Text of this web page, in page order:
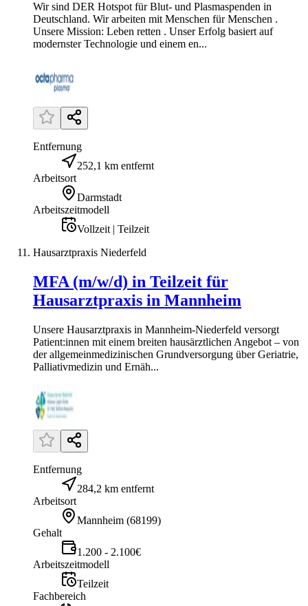
Wir sind DER Hotspot für Blut- und Plasmaspenden in
Deutschland. Wir arbeiten mit Menschen für Menschen .
Unsere Mission: Leben retten . Unser Erfolg basiert auf
modernster Technologie und einem en...
Entfernung
252,1 km entfernt
Arbeitsort
Darmstadt
Arbeitszeitmodell
Vollzeit | Teilzeit
Hausarztpraxis Niederfeld
MFA (m/w/d) in Teilzeit für
Hausarztpraxis in Mannheim
Unsere Hausarztpraxis in Mannheim-Niederfeld versorgt
Patient:innen mit einem breiten hausärztlichen Angebot – von
der allgemeinmedizinischen Grundversorgung über Geriatrie,
Palliativmedizin und Ernäh...
Entfernung
284,2 km entfernt
Arbeitsort
Mannheim (68199)
Gehalt
1.200 - 2.100€
Arbeitszeitmodell
Teilzeit
Fachbereich